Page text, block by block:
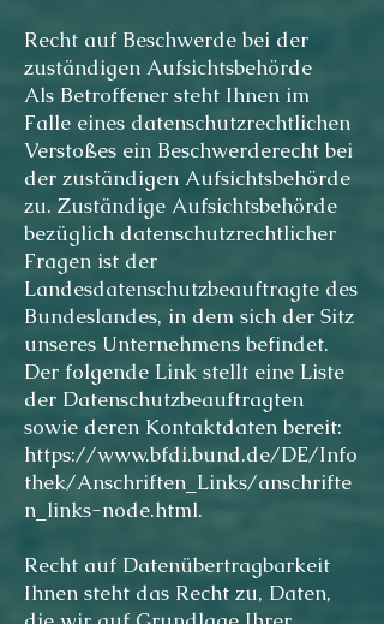
Recht auf Beschwerde bei der
zuständigen Aufsichtsbehörde
Als Betroffener steht Ihnen im
Falle eines datenschutzrechtlichen
Verstoßes ein Beschwerderecht bei
der zuständigen Aufsichtsbehörde
zu. Zuständige Aufsichtsbehörde
bezüglich datenschutzrechtlicher
Fragen ist der
Landesdatenschutzbeauftragte des
Bundeslandes, in dem sich der Sitz
unseres Unternehmens befindet.
Der folgende Link stellt eine Liste
der Datenschutzbeauftragten
sowie deren Kontaktdaten bereit:
https://www.bfdi.bund.de/DE/Info
thek/Anschriften_Links/anschrifte
n_links-node.html.
Recht auf Datenübertragbarkeit
Ihnen steht das Recht zu, Daten,